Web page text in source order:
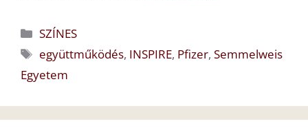
Kategória
SZÍNES
Címkék
együttműködés, INSPIRE, Pfizer,Semmelweis
Egyetem